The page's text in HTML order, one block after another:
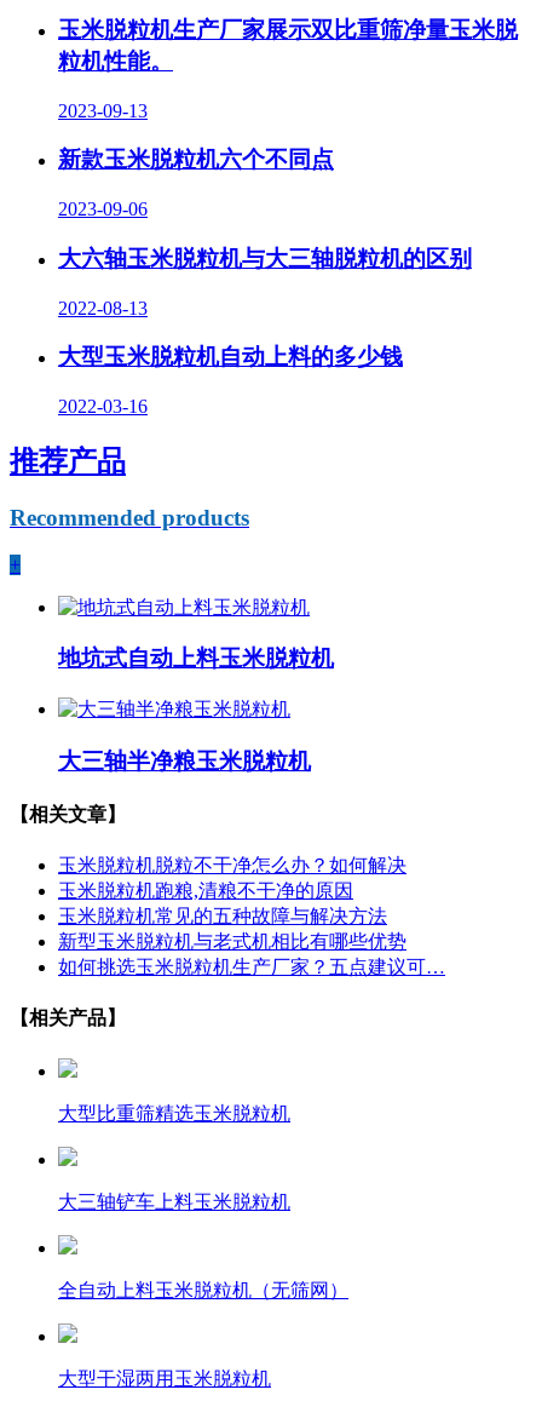
玉米脱粒机生产厂家展示双比重筛净量玉米脱
粒机性能。
2023-09-13
新款玉米脱粒机六个不同点
2023-09-06
大六轴玉米脱粒机与大三轴脱粒机的区别
2022-08-13
大型玉米脱粒机自动上料的多少钱
2022-03-16
推荐产品
Recommended products
+
地坑式自动上料玉米脱粒机
大三轴半净粮玉米脱粒机
【相关文章】
玉米脱粒机脱粒不干净怎么办？如何解决
玉米脱粒机跑粮,清粮不干净的原因
玉米脱粒机常见的五种故障与解决方法
新型玉米脱粒机与老式机相比有哪些优势
如何挑选玉米脱粒机生产厂家？五点建议可…
【相关产品】
大型比重筛精选玉米脱粒机
大三轴铲车上料玉米脱粒机
全自动上料玉米脱粒机（无筛网）
大型干湿两用玉米脱粒机